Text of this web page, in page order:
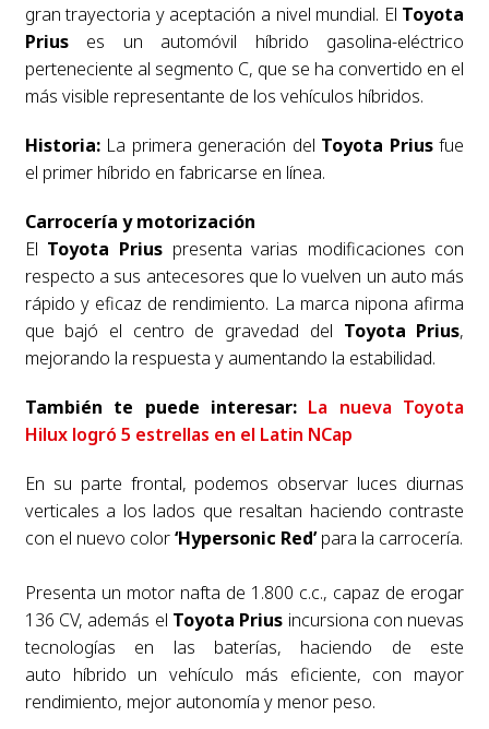
gran trayectoria y aceptación a nivel mundial. El Toyota
Priuses un automóvil híbrido gasolina-eléctrico
perteneciente al segmento C, que se ha convertido en el
más visible representante de los vehículos híbridos.
Historia:La primera generación del Toyota Priusfue
el primer híbrido en fabricarse en línea.
Carrocería y motorización
El Toyota Priuspresenta varias modificaciones con
respecto a sus antecesores que lo vuelven un auto más
rápido y eficaz de rendimiento. La marca nipona afirma
que bajó el centro de gravedad del Toyota Prius,
mejorando la respuesta y aumentando la estabilidad.
También te puede interesar: La nueva Toyota
Hilux logró 5 estrellas en el Latin NCap
En su parte frontal, podemos observar luces diurnas
verticales a los lados que resaltan haciendo contraste
con el nuevo color‘Hypersonic Red’para la carrocería.
Presenta un motor nafta de 1.800 c.c., capaz de erogar
136 CV, además el Toyota Prius incursiona con nuevas
tecnologías en las baterías, haciendo de este
auto híbrido un vehículo más eficiente, con mayor
rendimiento, mejor autonomía y menor peso.